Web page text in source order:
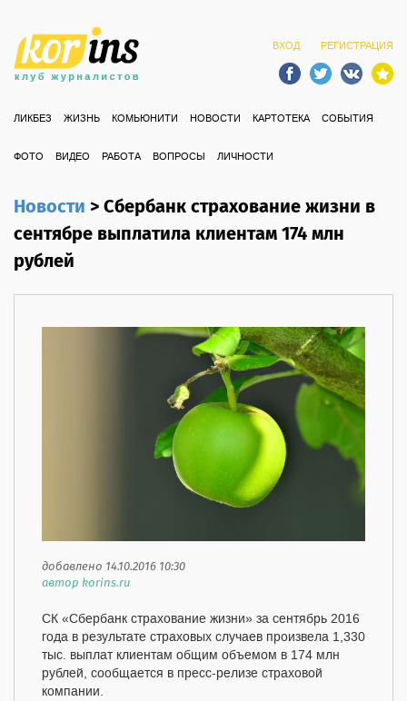
ВХОД РЕГИСТРАЦИЯ
ЛИКБЕЗ ЖИЗНЬ КОМЬЮНИТИ НОВОСТИ КАРТОТЕКА СОБЫТИЯ
ФОТО ВИДЕО РАБОТА ВОПРОСЫ ЛИЧНОСТИ
Новости>Сбербанк страхование жизни в
сентябре выплатила клиентам 174 млн
рублей
добавлено 14.10.2016 10:30
автор korins.ru
СК «Сбербанк страхование жизни» за сентябрь 2016
года в результате страховых случаев произвела 1,330
тыс. выплат клиентам общим объемом в 174 млн
рублей, сообщается в пресс-релизе страховой
компании.